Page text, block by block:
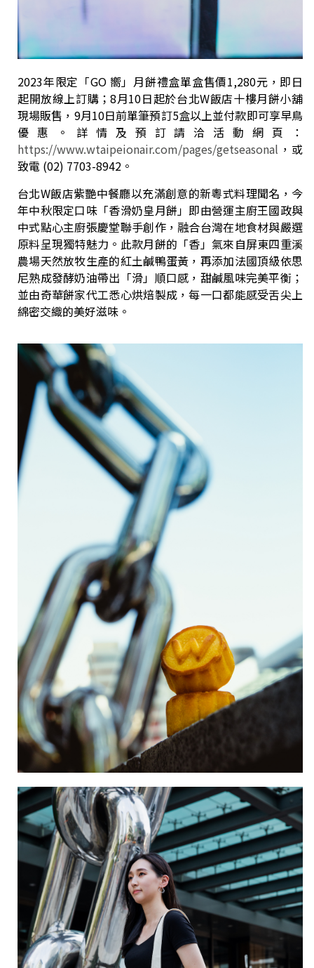
2023年限定「GO 嚮」月餅禮盒單盒售價1,280元，即日
起開放線上訂購；8月10日起於台北W飯店十樓月餅小舖
現場販售，9月10日前單筆預訂5盒以上並付款即可享早鳥
優惠。詳情及預訂請洽活動網頁：
https://www.wtaipeionair.com/pages/getseasonal ，或
致電 (02) 7703-8942。
台北W飯店紫艷中餐廳以充滿創意的新粵式料理聞名，今
年中秋限定口味「香滑奶皇月餅」即由營運主廚王國政與
中式點心主廚張慶堂聯手創作，融合台灣在地食材與嚴選
原料呈現獨特魅力。此款月餅的「香」氣來自屏東四重溪
農場天然放牧生產的紅土鹹鴨蛋黃，再添加法國頂級依思
尼熟成發酵奶油帶出「滑」順口感，甜鹹風味完美平衡；
並由奇華餅家代工悉心烘焙製成，每一口都能感受舌尖上
綿密交織的美好滋味。